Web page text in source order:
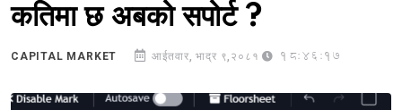
कतिमा छ अबको सपोर्ट ?
CAPITAL MARKET आईतवार, भाद्र ९,२०८१ 18:46:17